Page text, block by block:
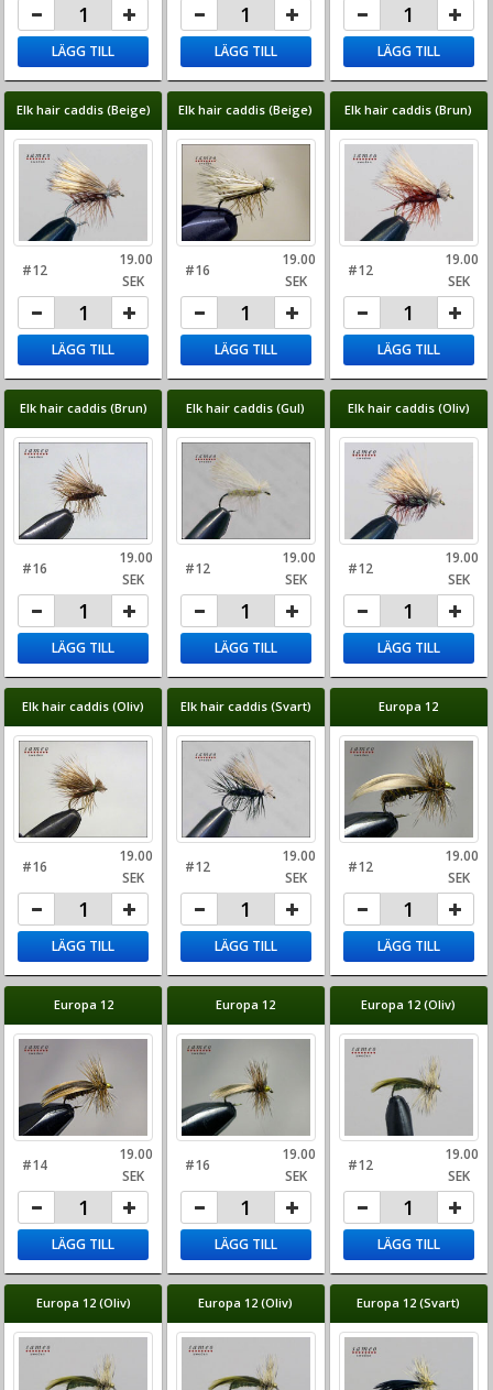
LÄGG TILL LÄGG TILL LÄGG TILL
Elk hair caddis (Beige)
#12
19.00
SEK
LÄGG TILL
Elk hair caddis (Beige)
#16
19.00
SEK
LÄGG TILL
Elk hair caddis (Brun)
#12
19.00
SEK
LÄGG TILL
Elk hair caddis (Brun)
#16
19.00
SEK
LÄGG TILL
Elk hair caddis (Gul)
#12
19.00
SEK
LÄGG TILL
Elk hair caddis (Oliv)
#12
19.00
SEK
LÄGG TILL
Elk hair caddis (Oliv)
#16
19.00
SEK
LÄGG TILL
Elk hair caddis (Svart)
#12
19.00
SEK
LÄGG TILL
Europa 12
#12
19.00
SEK
LÄGG TILL
Europa 12
#14
19.00
SEK
LÄGG TILL
Europa 12
#16
19.00
SEK
LÄGG TILL
Europa 12 (Oliv)
#12
19.00
SEK
LÄGG TILL
Europa 12 (Oliv) Europa 12 (Oliv) Europa 12 (Svart)